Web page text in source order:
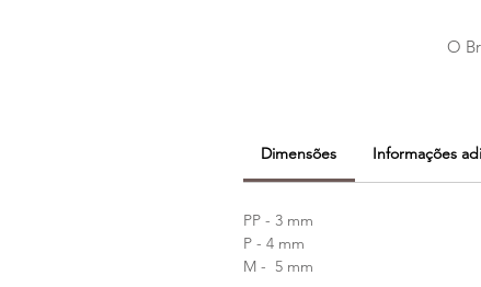
O
Dimensões Informações
PP - 3 mm
P - 4 mm
M - 5 mm